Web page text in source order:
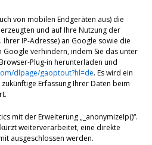
von mobilen Endgeräten aus) die
und auf Ihre Nutzung der
IP-Adresse) an Google sowie die
verhindern, indem Sie das unter
Plug-in herunterladen und
dlpage/gaoptout?hl=de. Es wird ein
Erfassung Ihrer Daten beim
mit der Erweiterung „_anonymizeIp()“.
weiterverarbeitet, eine direkte
ausgeschlossen werden.